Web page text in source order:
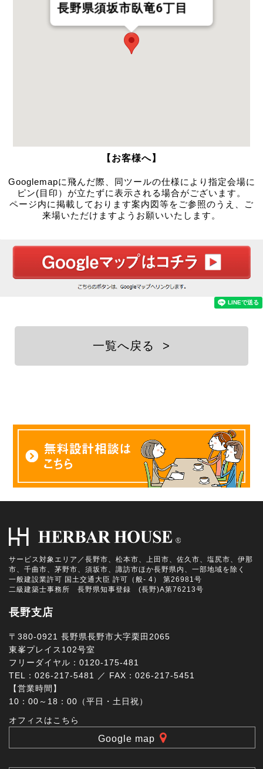
長野県須坂市臥竜6丁目
【お客様へ】
Googlemapに飛んだ際、同ツールの仕様により指定会場に
ピン(目印）が立たずに表示される場合がございます。
ページ内に掲載しております案内図等をご参照のうえ、ご
来場いただけますようお願いいたします。
一覧へ戻る >
サービス対象エリア／長野市、松本市、上田市、佐久市、塩尻市、伊那
市、千曲市、茅野市、須坂市、諏訪市ほか長野県内、一部地域を除く
一般建設業許可 国土交通大臣 許可（般- 4） 第26981号
二級建築士事務所 長野県知事登録 (長野)A第76213号
長野支店
〒380-0921 長野県長野市大字栗田2065
東峯プレイス102号室
フリーダイヤル：0120-175-481
TEL：026-217-5481 ／ FAX：026-217-5451
【営業時間】
10：00～18：00（平日・土日祝）
オフィスはこちら
Google map